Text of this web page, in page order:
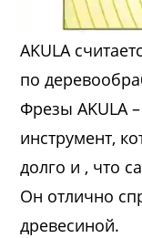
AKULA
по
Фрезы AKULA
инструмент,
долго и , что
Он отлично
древесиной.